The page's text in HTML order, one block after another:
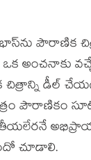
పౌరాణిక
అంచనాకు
చిత్రాన్ని డీల్
పౌరాణికం
అభిప్రాయం
చూడాలి.